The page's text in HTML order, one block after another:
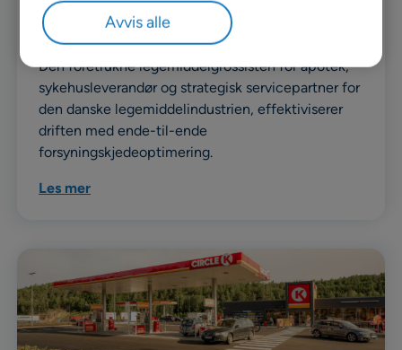
Case Nomeco
Den foretrukne legemiddelgrossisten for apotek,
sykehusleverandør og strategisk servicepartner for
den danske legemiddelindustrien, effektiviserer
driften med ende-til-ende
forsyningskjedeoptimering.
Les mer
Avvis alle